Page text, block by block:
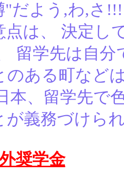
"だよう,わ,さ!!!
点は、 決定し
留学先は自
のある町など
本、留学先で
が義務づけら
奨学金